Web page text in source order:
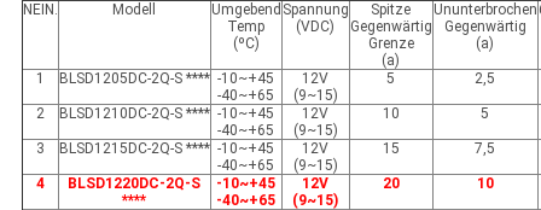
NEIN. Modell
Umgebend
Temp
(ºC)
Spannung
(VDC)
Spitze
Gegenwärtig
Grenze
(a)
Ununterbrochen
Gegenwärtig
(a)
1 BLSD1205DC-2Q-S **** -10~+45
-40~+65
12V
(9~15)
5 2,5
2 BLSD1210DC-2Q-S **** -10~+45
-40~+65
12V
(9~15)
10 5
3 BLSD1215DC-2Q-S **** -10~+45
-40~+65
12V
(9~15)
15 7,5
4
BLSD1220DC-2Q-S
****
-10~+45
-40~+65
12V
(9~15)
20 10